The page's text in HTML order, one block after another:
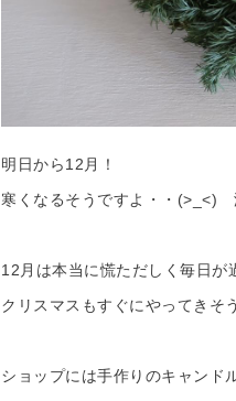
明日から12月！
寒くなるそうですよ・・(>_<)
12月は本当に慌ただしく毎日が
クリスマスもすぐにやってきそ
ショップには手作りのキャンド